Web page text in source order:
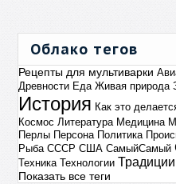
Облако тегов
Рецепты для мультиварки
Древности Еда Живая природа
История Как это
Космос Литература Медицина
Перлы Персона Политика
Рыба СССР США СамыйСамый
Техника Технологии Традиции
Показать все теги